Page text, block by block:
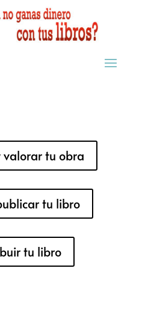
valorar tu obra
tu libro
tu libro